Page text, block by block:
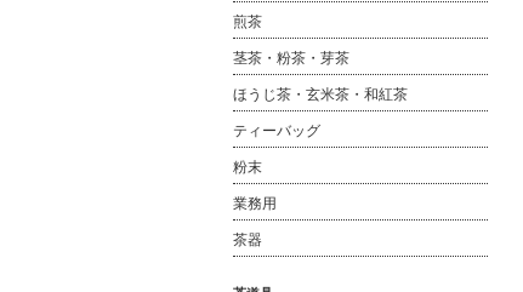
煎茶
茎茶・粉茶・芽茶
ほうじ茶・玄米茶・和紅茶
ティーバッグ
粉末
業務用
茶器